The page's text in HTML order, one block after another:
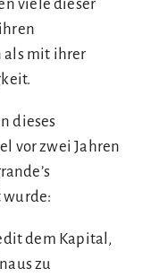
viele dieser
als mit ihrer
dieses
vor zwei Jahren
dem Kapital,
zu